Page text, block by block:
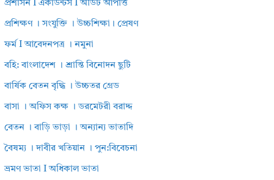
প্রশাসন I একাউন্টস I অডিট আপত্তি
প্রশিক্ষণ । সংযুক্তি । উচ্চশিক্ষা। প্রেষণ
ফর্ম I আবেদনপত্র । নমুনা
বহি: বাংলাদেশ । শ্রান্তি বিনোদন ছুটি
বার্ষিক বেতন বৃদ্ধি । উচ্চতর গ্রেড
বাসা । অফিস কক্ষ । ডরমেটরী বরাদ্দ
বেতন । বাড়ি ভাড়া । অন্যান্য ভাতাদি
বৈষম্য । দাবীর খতিয়ান । পুন:বিবেচনা
ভ্রমণ ভাতা I অধিকাল ভাতা